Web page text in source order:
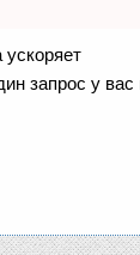
ускоряет
запрос у вас